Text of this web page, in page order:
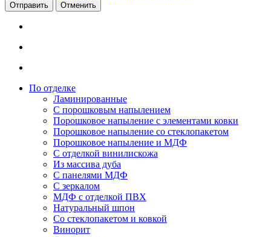
Отменить
По отделке
Ламинированные
С порошковым напылением
Порошковое напыление с элементами ковки
Порошковое напыление со стеклопакетом
Порошковое напыление и МДФ
С отделкой винилискожа
Из массива дуба
С панелями МДФ
С зеркалом
МДФ с отделкой ПВХ
Натуральный шпон
Со стеклопакетом и ковкой
Винорит